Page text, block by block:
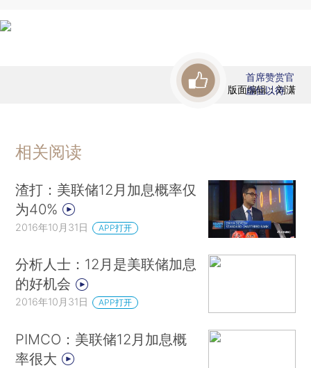
版面编辑：刘潇
首席赞赏官
虚位以待
相关阅读
渣打：美联储12月加息概率仅
为40%
2016年10月31日 APP打开
分析人士：12月是美联储加息
的好机会
2016年10月31日 APP打开
PIMCO：美联储12月加息概
率很大